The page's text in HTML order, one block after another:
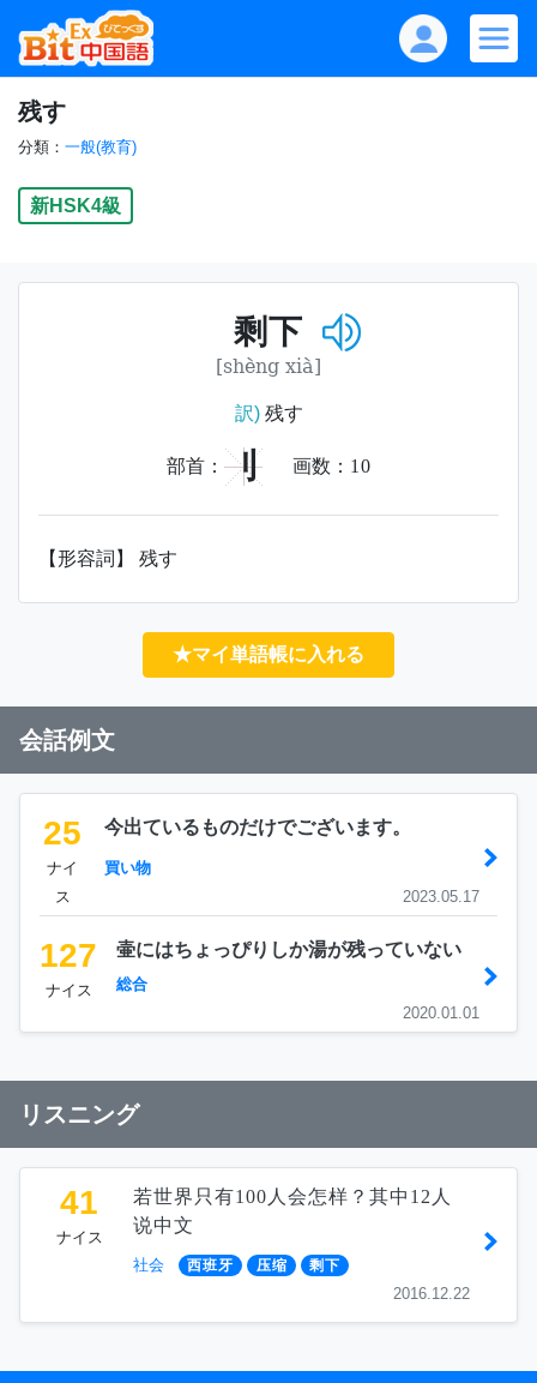
残す
分類： 一般(教育)
新HSK4級
剩下
[shèng xià]
訳)残す
部首： 刂 画数： 10
【形容詞】 残す
★マイ単語帳に入れる
会話例文
25
ナイ
ス
今出ているものだけでございます。
買い物
2023.05.17
127
ナイス
壷にはちょっぴりしか湯が残っていない
総合
2020.01.01
リスニング
41
ナイス
若世界只有100人会怎样？其中12人
说中文
社会 西班牙 压缩 剩下
2016.12.22